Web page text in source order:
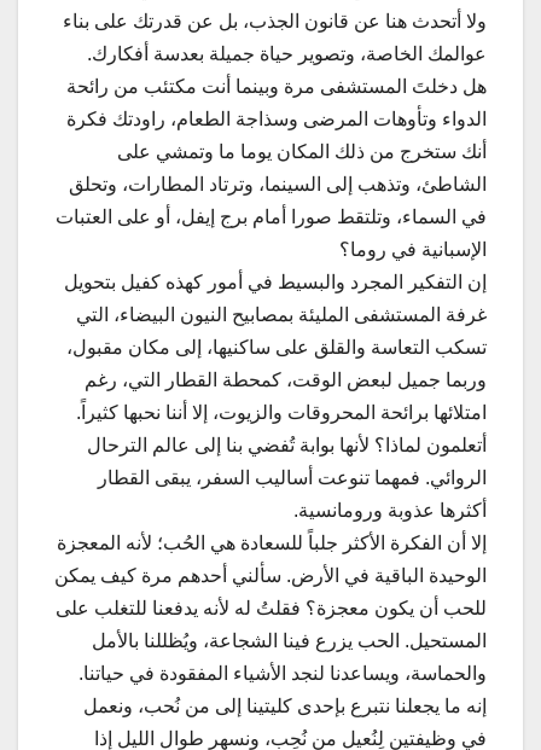
ولا أتحدث هنا عن قانون الجذب، بل عن قدرتك على بناء
عوالمك الخاصة، وتصوير حياة جميلة بعدسة أفكارك.
هل دخلتَ المستشفى مرة وبينما أنت مكتئب من رائحة
الدواء وتأوهات المرضى وسذاجة الطعام، راودتك فكرة
أنك ستخرج من ذلك المكان يوما ما وتمشي على
الشاطئ، وتذهب إلى السينما، وترتاد المطارات، وتحلق
في السماء، وتلتقط صورا أمام برج إيفل، أو على العتبات
الإسبانية في روما؟
إن التفكير المجرد والبسيط في أمور كهذه كفيل بتحويل
غرفة المستشفى المليئة بمصابيح النيون البيضاء، التي
تسكب التعاسة والقلق على ساكنيها، إلى مكان مقبول،
وربما جميل لبعض الوقت، كمحطة القطار التي، رغم
امتلائها برائحة المحروقات والزيوت، إلا أننا نحبها كثيراً.
أتعلمون لماذا؟ لأنها بوابة تُفضي بنا إلى عالم الترحال
الروائي. فمهما تنوعت أساليب السفر، يبقى القطار
أكثرها عذوبة ورومانسية.
إلا أن الفكرة الأكثر جلباً للسعادة هي الحُب؛ لأنه المعجزة
الوحيدة الباقية في الأرض. سألني أحدهم مرة كيف يمكن
للحب أن يكون معجزة؟ فقلتُ له لأنه يدفعنا للتغلب على
المستحيل. الحب يزرع فينا الشجاعة، ويُظللنا بالأمل
والحماسة، ويساعدنا لنجد الأشياء المفقودة في حياتنا.
إنه ما يجعلنا نتبرع بإحدى كليتينا إلى من نُحب، ونعمل
في وظيفتين لِنُعيل من نُحِب، ونسهر طوال الليل إذا